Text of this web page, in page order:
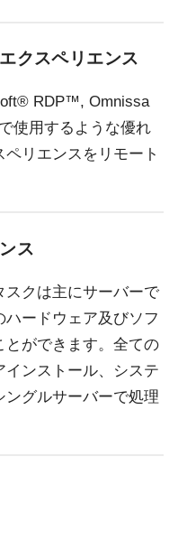
クスペリエンス
RDP™, Omnissa
使用するような優れ
リエンスをリモート
ス
クは主にサーバーで
ードウェア及びソフ
とができます。全ての
ンストール、システ
ングルサーバーで処理